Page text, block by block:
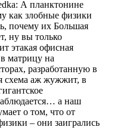
А планктонине
как злобные физики
почему их Большая
ну вы только
этакая офисная
матрицу на
разработанную в
схема аж жужжит, в
а наш
о том, что от
– они заигрались